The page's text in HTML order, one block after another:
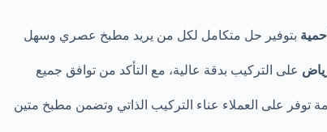
بتوفير حل متكامل لكل من يريد مطبخ عصري وسهل
على التركيب بدقة عالية، مع التأكد من توافق جميع
توفر على العملاء عناء التركيب الذاتي وتضمن مطبخ متين